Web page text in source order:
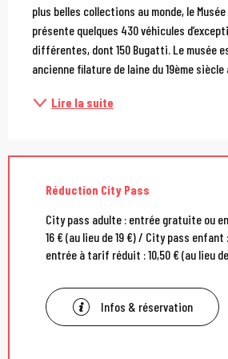
plus belles collections au monde, le Musée
présente quelques 430 véhicules
différentes, dont 150 Bugatti. Le musée
ancienne filature de laine du 19ème siècle
Lire la suite
Réduction City Pass
City pass adulte : entrée gratuite ou
16 € (au lieu de 19 €) / City pass
entrée à tarif réduit : 10,50 € (au lieu
Infos & réservation